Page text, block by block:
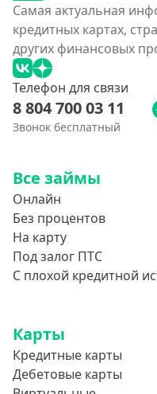
Самая актуальная
кредитных картах,
других финансовых
Телефон для связи
8 804 700 03 11
Звонок бесплатный
Все займы
Онлайн
Без процентов
На карту
Под залог ПТС
С плохой кредитной
Карты
Кредитные карты
Дебетовые карты